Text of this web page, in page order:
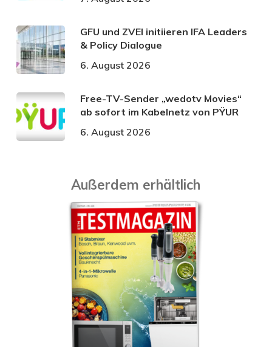
GFU und ZVEI initiieren IFA Leaders
& Policy Dialogue
6. August 2026
Free-TV-Sender „wedotv Movies“
ab sofort im Kabelnetz von PŸUR
6. August 2026
Außerdem erhältlich